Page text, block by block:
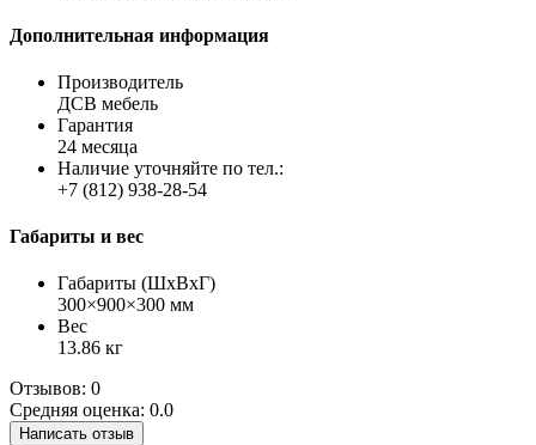
Дополнительная информация
Производитель
ДСВ мебель
Гарантия
24 месяца
Наличие уточняйте по тел.:
+7 (812) 938-28-54
Габариты и вес
Габариты (ШхВхГ)
300×900×300 мм
Вес
13.86 кг
Отзывов: 0
Средняя оценка: 0.0
Написать отзыв